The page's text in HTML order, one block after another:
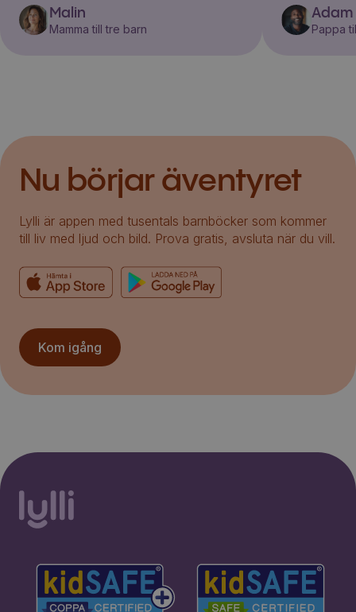
Malin
Mamma till tre barn
Adam
Pappa
Nu börjar äventyret
Lylli är appen med tusentals barnböcker som kommer
till liv med ljud och bild. Prova gratis, avsluta när du vill.
Kom igång